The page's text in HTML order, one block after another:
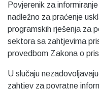
Povjerenik za
nadležno za praćenje
programskih rješenja za
sektora sa zahtjevima
provedbom Zakona o
U slučaju
zahtjev za povratne